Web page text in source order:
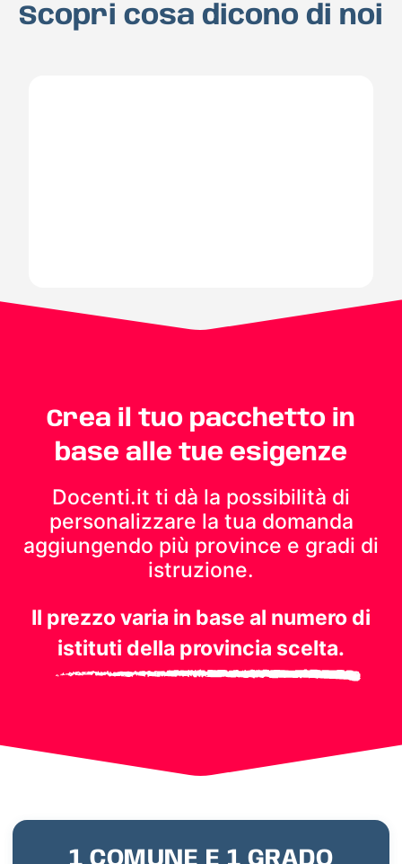
Scopri cosa dicono di noi
Crea il tuo pacchetto in
base alle tue esigenze
Docenti.it ti dà la possibilità di
personalizzare la tua domanda
aggiungendo più province e gradi di
istruzione.
Il prezzo varia in base al numero di
istituti della provincia scelta.